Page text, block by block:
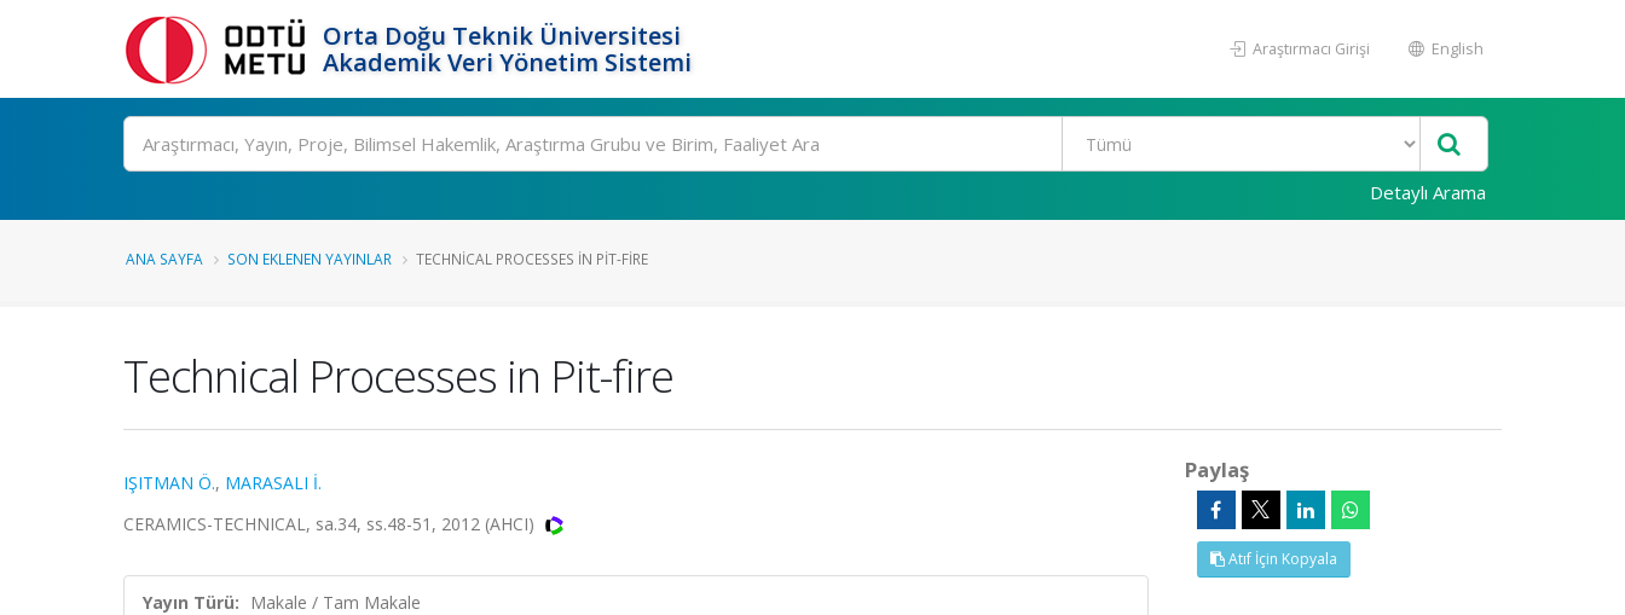
Orta Doğu Teknik Üniversitesi
Akademik Veri Yönetim Sistemi
Araştırmacı Girişi English
Ara
Detaylı Arama
ANA SAYFA SON EKLENEN YAYINLAR TECHNICAL PROCESSES IN PIT-FIRE
Technical Processes in Pit-fire
IŞITMAN Ö., MARASALI İ.
CERAMICS-TECHNICAL, sa.34, ss.48-51, 2012 (AHCI)
Yayın Türü: Makale / Tam Makale
Paylaş
Atıf İçin Kopyala